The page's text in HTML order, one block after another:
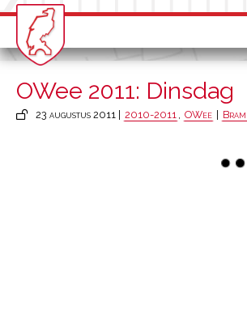
OWee 2011: Dinsdag
23 augustus 2011 | 2010-2011 , OWee